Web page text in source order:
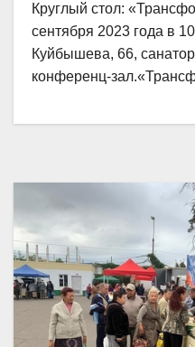
Круглый стол:
сентября 2023 года в
Куйбышева, 66,
конференц-